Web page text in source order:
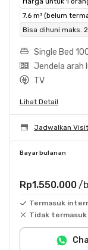
7.6 m² (belum
Bisa dihuni maks.
Single Bed
Jendela arah
TV
Lihat Detail
Jadwalkan Visit
Bayar bulanan
Rp1.550.000 /
Termasuk
Tidak